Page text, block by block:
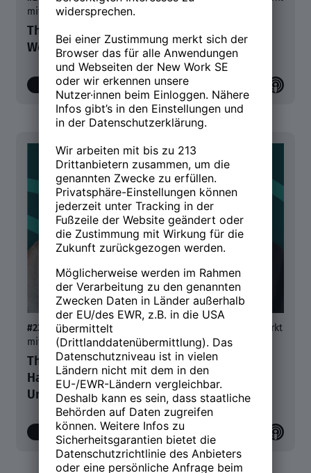
mit Dr. Julian Stahl
The Briefing | Raubbau am Humankapital:
Wege aus der Führungskrise
00:00 / 17:53
#23
- Aktuelle Trends und Entwicklungen am Arbeitsmarkt
mit Dr. Julian Stahl
The Briefing | Lagebericht Weltpolitik:
Handlungsoptionen für deutsche
Unternehmen
00:00 / 11:09